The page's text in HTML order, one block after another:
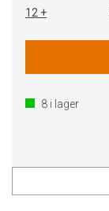
12 +
8 i lager